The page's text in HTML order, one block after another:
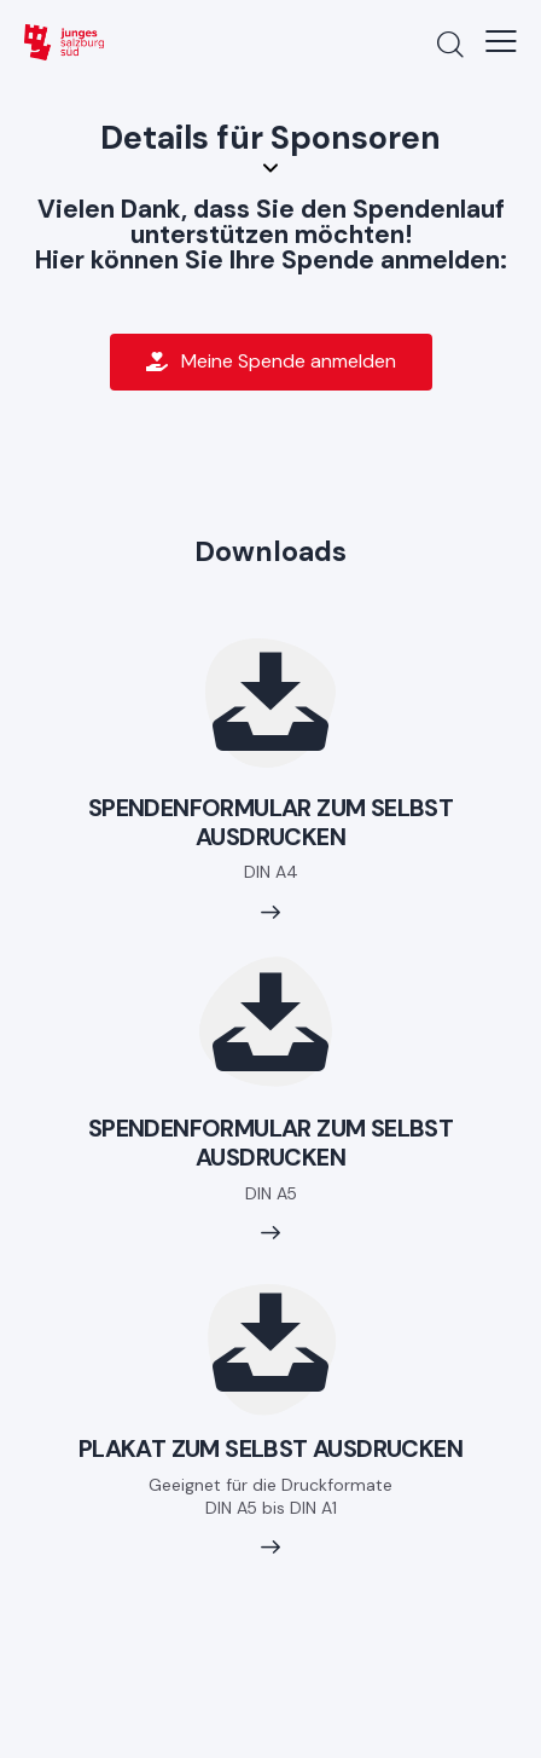
Details für Sponsoren
Vielen Dank, dass Sie den Spendenlauf
unterstützen möchten!
Hier können Sie Ihre Spende anmelden:
Meine Spende anmelden
Downloads
SPENDENFORMULAR ZUM SELBST
AUSDRUCKEN
DIN A4
SPENDENFORMULAR ZUM SELBST
AUSDRUCKEN
DIN A5
PLAKAT ZUM SELBST AUSDRUCKEN
Geeignet für die Druckformate
DIN A5 bis DIN A1